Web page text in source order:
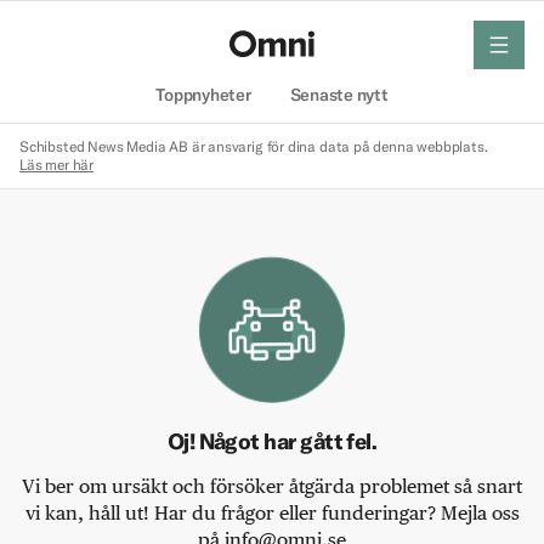
Toppnyheter Senaste nytt
meny
Schibsted News Media AB är ansvarig för dina data på denna webbplats.
Läs mer här
Oj! Något har gått fel.
Vi ber om ursäkt och försöker åtgärda problemet så snart
vi kan, håll ut! Har du frågor eller funderingar? Mejla oss